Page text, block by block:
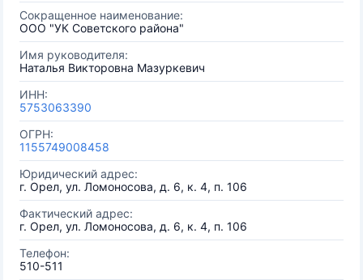
Сокращенное наименование:
ООО "УК Советского района"
Имя руководителя:
Наталья Викторовна Мазуркевич
ИНН:
5753063390
ОГРН:
1155749008458
Юридический адрес:
г. Орел, ул. Ломоносова, д. 6, к. 4, п. 106
Фактический адрес:
г. Орел, ул. Ломоносова, д. 6, к. 4, п. 106
Телефон:
510-511